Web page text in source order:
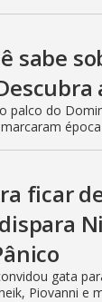
sabe
palco do
época
ficar
gata
Piovanni e